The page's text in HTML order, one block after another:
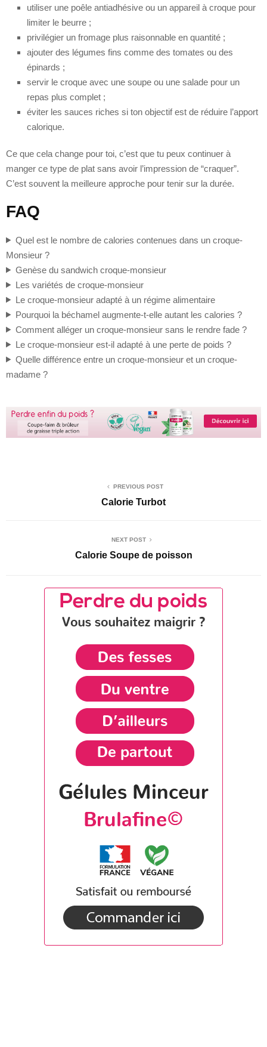
utiliser une poêle antiadhésive ou un appareil à croque pour
limiter le beurre ;
privilégier un fromage plus raisonnable en quantité ;
ajouter des légumes fins comme des tomates ou des
épinards ;
servir le croque avec une soupe ou une salade pour un
repas plus complet ;
éviter les sauces riches si ton objectif est de réduire l’apport
calorique.
Ce que cela change pour toi, c’est que tu peux continuer à
manger ce type de plat sans avoir l’impression de “craquer”.
C’est souvent la meilleure approche pour tenir sur la durée.
FAQ
Quel est le nombre de calories contenues dans un croque-
Monsieur ?
Genèse du sandwich croque-monsieur
Les variétés de croque-monsieur
Le croque-monsieur adapté à un régime alimentaire
Pourquoi la béchamel augmente-t-elle autant les calories ?
Comment alléger un croque-monsieur sans le rendre fade ?
Le croque-monsieur est-il adapté à une perte de poids ?
Quelle différence entre un croque-monsieur et un croque-
madame ?
PREVIOUS POST
Calorie Turbot
NEXT POST
Calorie Soupe de poisson